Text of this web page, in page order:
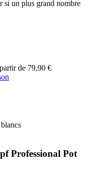
si un plus grand nombre
de 79,90 €
Professional Pot